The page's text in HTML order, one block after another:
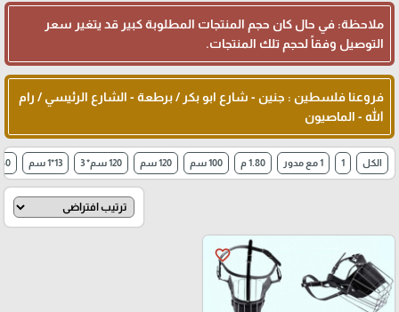
ملاحظة: في حال كان حجم المنتجات المطلوبة كبير قد يتغير سعر
التوصيل وفقاً لحجم تلك المنتجات.
فروعنا فلسطين : جنين - شارع ابو بكر / برطعة - الشارع الرئيسي / رام
الله - الماصيون
الكل 1 1 مع مدور 1.80 م 100 سم 120 سم 120 سم* 3 13*1 سم 140سم
favorite_border